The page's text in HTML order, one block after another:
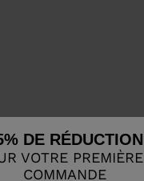
DE RÉDUCTION
VOTRE PREMIÈRE
COMMANDE